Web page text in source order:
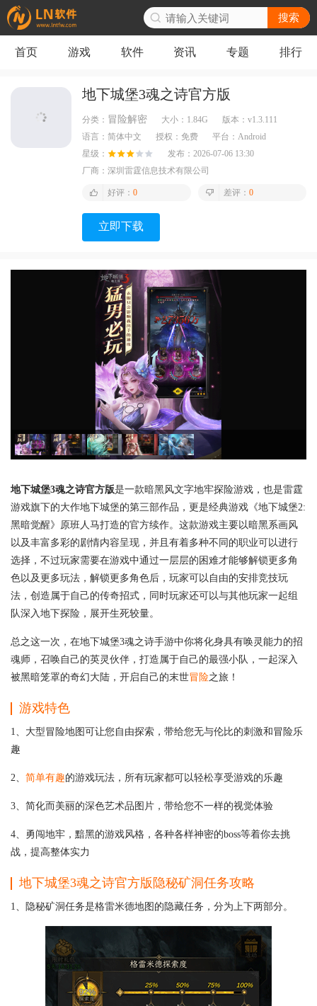
搜索
首页 游戏 软件 资讯 专题 排行
地下城堡3魂之诗官方版
分类： 冒险解密 大小： 1.84G 版本： v1.3.111
语言： 简体中文 授权： 免费 平台： Android
星级：
发布： 2026-07-06 13:30
厂商： 深圳雷霆信息技术有限公司
好评： 0 差评： 0
立即下载
地下城堡3魂之诗官方版是一款暗黑风文字地牢探险游戏，也是雷霆
游戏旗下的大作地下城堡的第三部作品，更是经典游戏《地下城堡2:
黑暗觉醒》原班人马打造的官方续作。这款游戏主要以暗黑系画风
以及丰富多彩的剧情内容呈现，并且有着多种不同的职业可以进行
选择，不过玩家需要在游戏中通过一层层的困难才能够解锁更多角
色以及更多玩法，解锁更多角色后，玩家可以自由的安排竞技玩
法，创造属于自己的传奇招式，同时玩家还可以与其他玩家一起组
队深入地下探险，展开生死较量。
总之这一次，在地下城堡3魂之诗手游中你将化身具有唤灵能力的招
魂师，召唤自己的英灵伙伴，打造属于自己的最强小队，一起深入
被黑暗笼罩的奇幻大陆，开启自己的末世冒险之旅！
游戏特色
1、大型冒险地图可让您自由探索，带给您无与伦比的刺激和冒险乐
趣
2、 简单有趣的游戏玩法，所有玩家都可以轻松享受游戏的乐趣
3、简化而美丽的深色艺术品图片，带给您不一样的视觉体验
4、勇闯地牢，黯黑的游戏风格，各种各样神密的boss等着你去挑
战，提高整体实力
地下城堡3魂之诗官方版隐秘矿洞任务攻略
1、隐秘矿洞任务是格雷米德地图的隐藏任务，分为上下两部分。